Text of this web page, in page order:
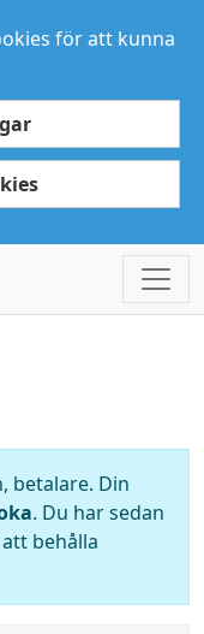
för att kunna
betalare. Din
. Du har sedan
behålla